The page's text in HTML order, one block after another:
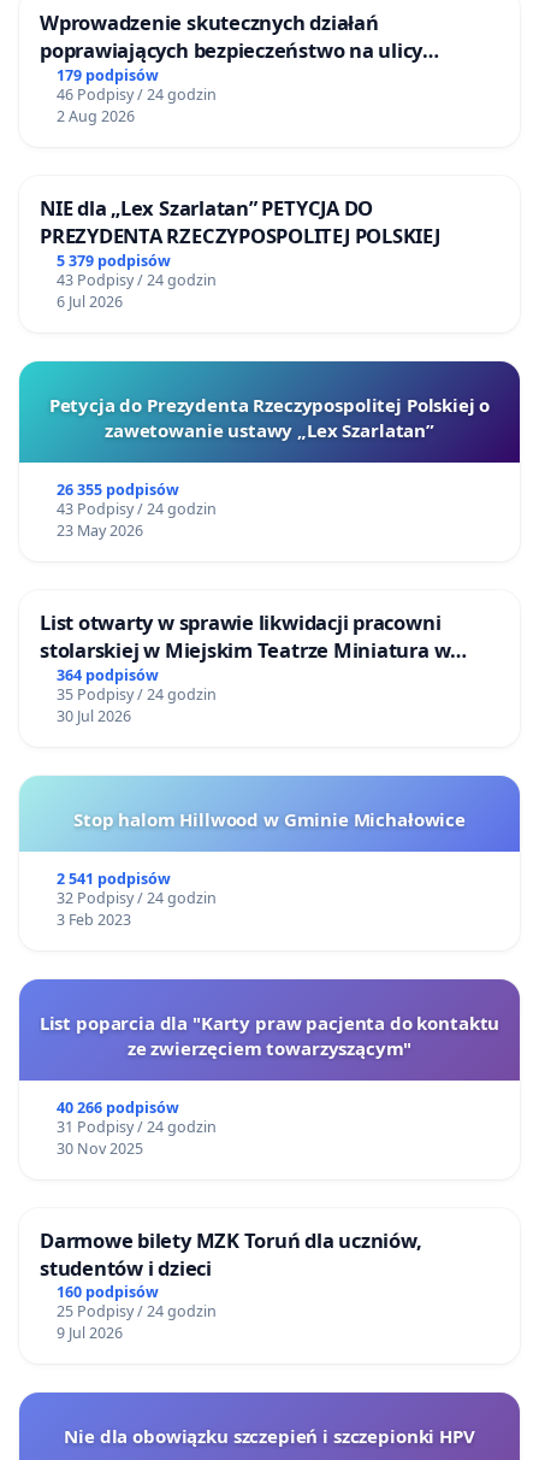
Wprowadzenie skutecznych działań
poprawiających bezpieczeństwo na ulicy
Żeromskiego w Otwocku
179 podpisów
46 Podpisy / 24 godzin
2 Aug 2026
NIE dla „Lex Szarlatan” PETYCJA DO
PREZYDENTA RZECZYPOSPOLITEJ POLSKIEJ
5 379 podpisów
43 Podpisy / 24 godzin
6 Jul 2026
Petycja do Prezydenta Rzeczypospolitej Polskiej o
zawetowanie ustawy „Lex Szarlatan”
26 355 podpisów
43 Podpisy / 24 godzin
23 May 2026
List otwarty w sprawie likwidacji pracowni
stolarskiej w Miejskim Teatrze Miniatura w
Gdańsku
364 podpisów
35 Podpisy / 24 godzin
30 Jul 2026
Stop halom Hillwood w Gminie Michałowice
2 541 podpisów
32 Podpisy / 24 godzin
3 Feb 2023
List poparcia dla "Karty praw pacjenta do kontaktu
ze zwierzęciem towarzyszącym"
40 266 podpisów
31 Podpisy / 24 godzin
30 Nov 2025
Darmowe bilety MZK Toruń dla uczniów,
studentów i dzieci
160 podpisów
25 Podpisy / 24 godzin
9 Jul 2026
Nie dla obowiązku szczepień i szczepionki HPV